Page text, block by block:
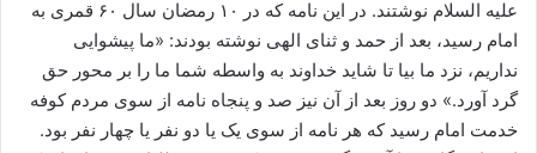
علیه السلام نوشتند. در این نامه که در ۱۰ رمضان سال ۶۰ قمری به
امام رسید، بعد از حمد و ثنای الهی نوشته بودند: «ما پیشوایی
نداریم، نزد ما بیا تا شاید خداوند به واسطه شما ما را بر محور حق
گرد آورد.» دو روز بعد از آن نیز صد و پنجاه نامه از سوی‏ مردم کوفه
خدمت امام رسید که هر نامه از سوی یک یا دو نفر یا چهار نفر بود.